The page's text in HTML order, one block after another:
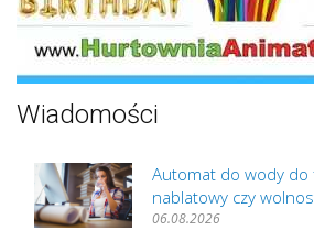
Wiadomości
Automat do wody do
nablatowy czy
06.08.2026